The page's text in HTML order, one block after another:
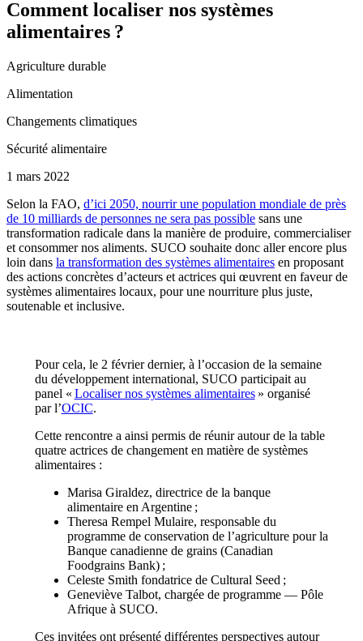
Comment localiser nos systèmes
alimentaires ?
Agriculture durable
Alimentation
Changements climatiques
Sécurité alimentaire
1 mars 2022
Selon la FAO, d’ici 2050, nourrir une population mondiale de près
de 10 milliards de personnes ne sera pas possible sans une
transformation radicale dans la manière de produire, commercialiser
et consommer nos aliments. SUCO souhaite donc aller encore plus
loin dans la transformation des systèmes alimentaires en proposant
des actions concrètes d’acteurs et actrices qui œuvrent en faveur de
systèmes alimentaires locaux, pour une nourriture plus juste,
soutenable et inclusive.
Pour cela, le 2 février dernier, à l’occasion de la semaine
du développement international, SUCO participait au
panel « Localiser nos systèmes alimentaires» organisé
par l’OCIC.
Cette rencontre a ainsi permis de réunir autour de la table
quatre actrices de changement en matière de systèmes
alimentaires :
Marisa Giraldez, directrice de la banque
alimentaire en Argentine ;
Theresa Rempel Mulaire, responsable du
programme de conservation de l’agriculture pour la
Banque canadienne de grains (Canadian
Foodgrains Bank) ;
Celeste Smith fondatrice de Cultural Seed ;
Geneviève Talbot, chargée de programme — Pôle
Afrique à SUCO.
Ces invitées ont présenté différentes perspectives autour